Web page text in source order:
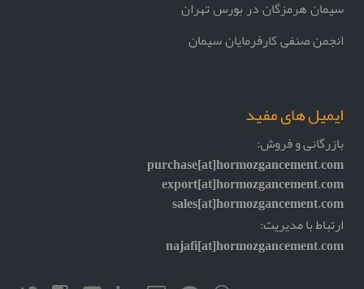
سیمان هرمزگان در بورس تهران
انجمن صنفی کارفرمایان سیمان
ایمیل های مفید
بازرگانی و فروش:
purchase[at]hormozgancement.com
export[at]hormozgancement.com
sales[at]hormozgancement.com
ارتباط با مدیریت:
najafi[at]hormozgancement.com